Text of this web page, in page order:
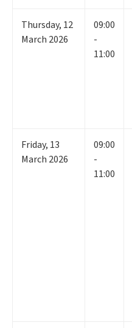
Thursday, 12
March 2026
09:00
-
11:00
Friday, 13
March 2026
09:00
-
11:00